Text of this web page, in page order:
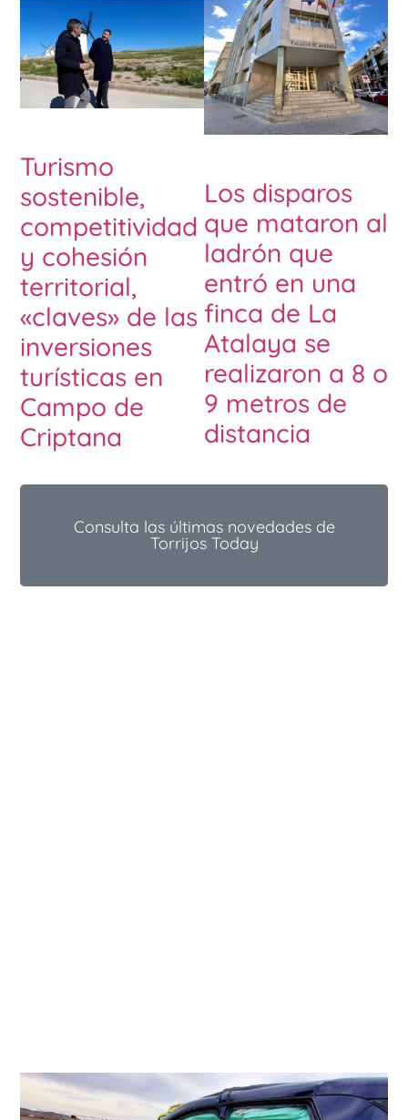
Turismo
sostenible,
competitividad
y cohesión
territorial,
«claves» de las
inversiones
turísticas en
Campo de
Criptana
Los disparos
que mataron al
ladrón que
entró en una
finca de La
Atalaya se
realizaron a 8 o
9 metros de
distancia
Consulta las últimas novedades de
Torrijos Today